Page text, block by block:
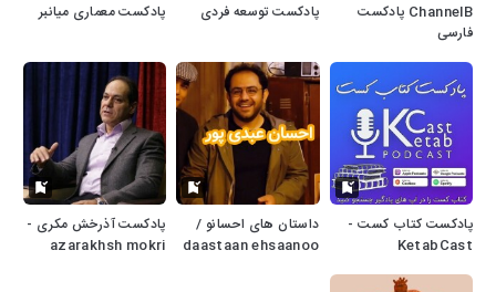
ChannelB پادکست
فارسی
پادکست توسعه فردی پادکست معماری میانبر
پادکست کتاب کست -
KetabCast
داستان های احسانو /
daastaan ehsaanoo
پادکست آذرخش مکری -
azarakhsh mokri